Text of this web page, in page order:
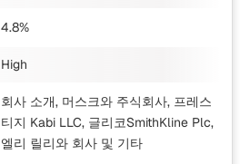
4.8%
High
회사 소개, 머스크와 주식회사, 프레스
티지 Kabi LLC, 글리코SmithKline Plc,
엘리 릴리와 회사 및 기타